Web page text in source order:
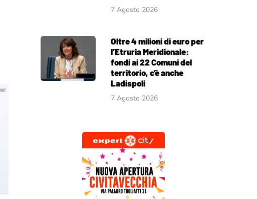
7 Agosto 2026
Oltre 4 milioni di euro per
l’Etruria Meridionale:
fondi ai 22 Comuni del
territorio, c’è anche
Ladispoli
7 Agosto 2026